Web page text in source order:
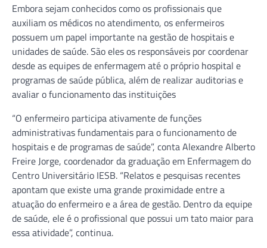
Embora sejam conhecidos como os profissionais que
auxiliam os médicos no atendimento, os enfermeiros
possuem um papel importante na gestão de hospitais e
unidades de saúde. São eles os responsáveis por coordenar
desde as equipes de enfermagem até o próprio hospital e
programas de saúde pública, além de realizar auditorias e
avaliar o funcionamento das instituições
“O enfermeiro participa ativamente de funções
administrativas fundamentais para o funcionamento de
hospitais e de programas de saúde”, conta Alexandre Alberto
Freire Jorge, coordenador da graduação em Enfermagem do
Centro Universitário IESB. “Relatos e pesquisas recentes
apontam que existe uma grande proximidade entre a
atuação do enfermeiro e a área de gestão. Dentro da equipe
de saúde, ele é o profissional que possui um tato maior para
essa atividade”, continua.